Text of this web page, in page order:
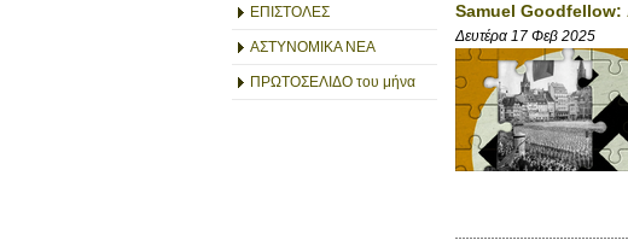
ΕΠΙΣΤΟΛΕΣ
ΑΣΤΥΝΟΜΙΚΑ ΝΕΑ
ΠΡΩΤΟΣΕΛΙΔΟ του μήνα
Samuel
Δευτέρα 17 Φεβ 2025